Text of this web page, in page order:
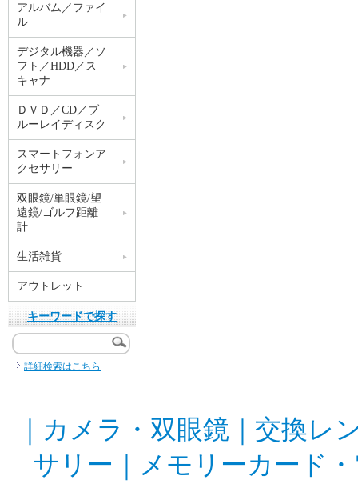
アルバム／ファイ
ル
デジタル機器／ソ
フト／HDD／ス
キャナ
ＤＶＤ／CD／ブ
ルーレイディスク
スマートフォンア
クセサリー
双眼鏡/単眼鏡/望
遠鏡/ゴルフ距離
計
生活雑貨
アウトレット
キーワードで探す
詳細検索はこちら
カメラ・双眼鏡
交換レ
サリー
メモリーカード